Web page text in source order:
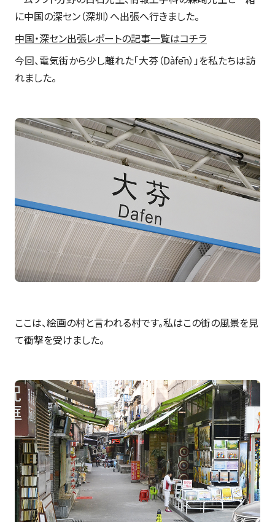
に中国の深セン（深圳）へ出張へ行きました。
中国・深セン出張レポートの記事一覧はコチラ
今回、電気街から少し離れた「大芬（Dàfēn）」を私たちは訪
れました。
ここは、絵画の村と言われる村です。私はこの街の風景を見
て衝撃を受けました。